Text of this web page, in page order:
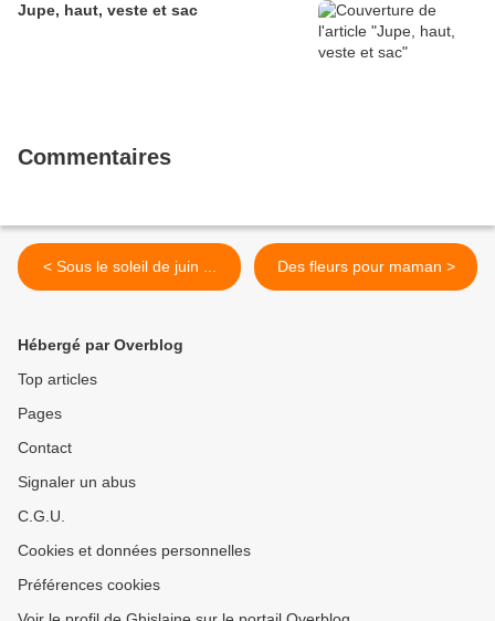
Jupe, haut, veste et sac
Commentaires
< Sous le soleil de juin ... Des fleurs pour maman >
Hébergé par Overblog
Top articles
Pages
Contact
Signaler un abus
C.G.U.
Cookies et données personnelles
Préférences cookies